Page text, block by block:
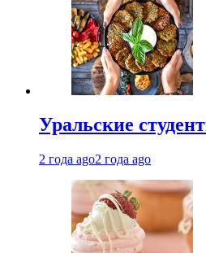
Уральские
2 года ago2 года ago